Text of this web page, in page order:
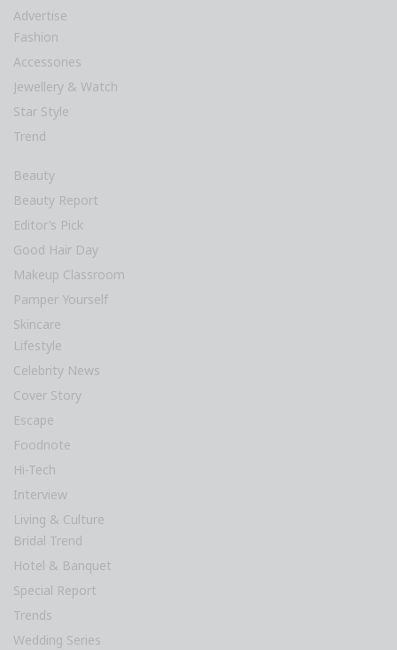
Advertise
Fashion
Accessories
Jewellery & Watch
Star Style
Trend
Beauty
Beauty Report
Editor’s Pick
Good Hair Day
Makeup Classroom
Pamper Yourself
Skincare
Lifestyle
Celebrity News
Cover Story
Escape
Foodnote
Hi-Tech
Interview
Living & Culture
Bridal Trend
Hotel & Banquet
Special Report
Trends
Wedding Series